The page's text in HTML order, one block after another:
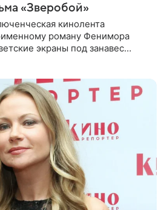
«Зверобой»
кинолента
роману Фенимора
экраны под занавес